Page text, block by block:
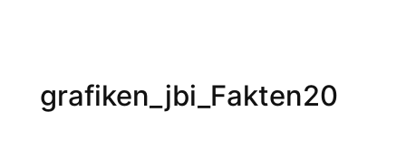
grafiken_jbi_Fakten20